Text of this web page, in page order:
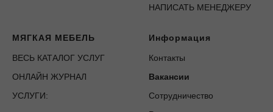
НАПИСАТЬ МЕНЕДЖЕРУ
МЯГКАЯ МЕБЕЛЬ
ВЕСЬ КАТАЛОГ УСЛУГ
ОНЛАЙН ЖУРНАЛ
УСЛУГИ:
Информация
Контакты
Вакансии
Сотрудничество